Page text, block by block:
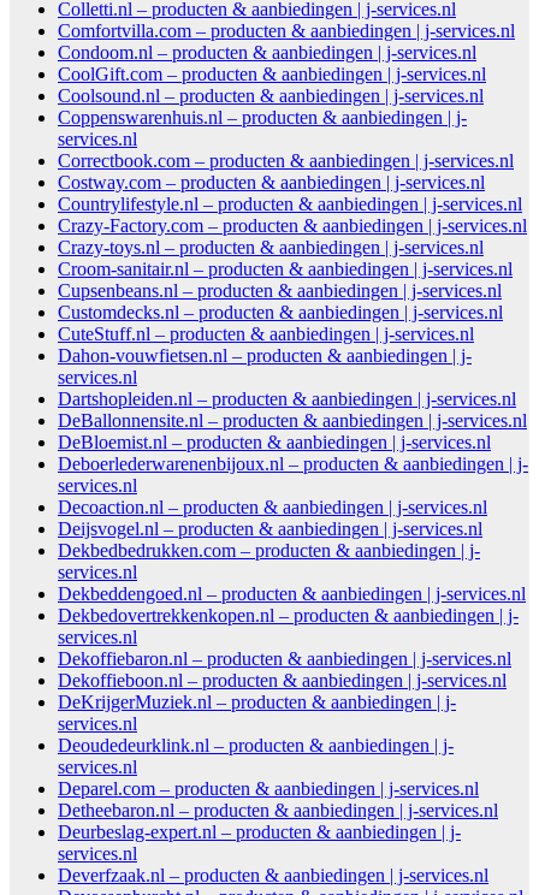
Colletti.nl – producten & aanbiedingen | j-services.nl
Comfortvilla.com – producten & aanbiedingen | j-services.nl
Condoom.nl – producten & aanbiedingen | j-services.nl
CoolGift.com – producten & aanbiedingen | j-services.nl
Coolsound.nl – producten & aanbiedingen | j-services.nl
Coppenswarenhuis.nl – producten & aanbiedingen | j-
services.nl
Correctbook.com – producten & aanbiedingen | j-services.nl
Costway.com – producten & aanbiedingen | j-services.nl
Countrylifestyle.nl – producten & aanbiedingen | j-services.nl
Crazy-Factory.com – producten & aanbiedingen | j-services.nl
Crazy-toys.nl – producten & aanbiedingen | j-services.nl
Croom-sanitair.nl – producten & aanbiedingen | j-services.nl
Cupsenbeans.nl – producten & aanbiedingen | j-services.nl
Customdecks.nl – producten & aanbiedingen | j-services.nl
CuteStuff.nl – producten & aanbiedingen | j-services.nl
Dahon-vouwfietsen.nl – producten & aanbiedingen | j-
services.nl
Dartshopleiden.nl – producten & aanbiedingen | j-services.nl
DeBallonnensite.nl – producten & aanbiedingen | j-services.nl
DeBloemist.nl – producten & aanbiedingen | j-services.nl
Deboerlederwarenenbijoux.nl – producten & aanbiedingen | j-
services.nl
Decoaction.nl – producten & aanbiedingen | j-services.nl
Deijsvogel.nl – producten & aanbiedingen | j-services.nl
Dekbedbedrukken.com – producten & aanbiedingen | j-
services.nl
Dekbeddengoed.nl – producten & aanbiedingen | j-services.nl
Dekbedovertrekkenkopen.nl – producten & aanbiedingen | j-
services.nl
Dekoffiebaron.nl – producten & aanbiedingen | j-services.nl
Dekoffieboon.nl – producten & aanbiedingen | j-services.nl
DeKrijgerMuziek.nl – producten & aanbiedingen | j-
services.nl
Deoudedeurklink.nl – producten & aanbiedingen | j-
services.nl
Deparel.com – producten & aanbiedingen | j-services.nl
Detheebaron.nl – producten & aanbiedingen | j-services.nl
Deurbeslag-expert.nl – producten & aanbiedingen | j-
services.nl
Deverfzaak.nl – producten & aanbiedingen | j-services.nl